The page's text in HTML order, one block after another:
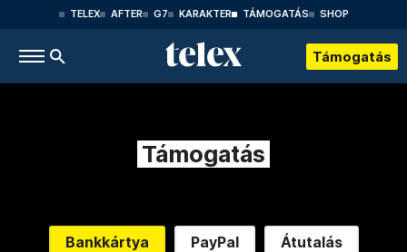
TELEX AFTER G7 KARAKTER TÁMOGATÁS SHOP
Támogatás
Támogatás
Bankkártya PayPal Átutalás